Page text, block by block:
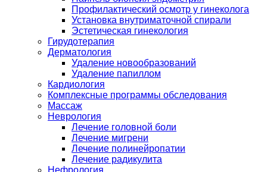
Профилактический осмотр у гинеколога
Установка внутриматочной спирали
Эстетическая гинекология
Гирудотерапия
Дерматология
Удаление новообразований
Удаление папиллом
Кардиология
Комплексные программы обследования
Массаж
Неврология
Лечение головной боли
Лечение мигрени
Лечение полинейропатии
Лечение радикулита